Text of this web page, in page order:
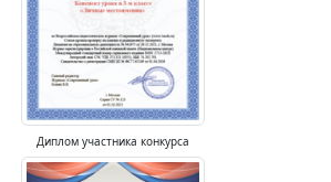
Диплом участника конкурса